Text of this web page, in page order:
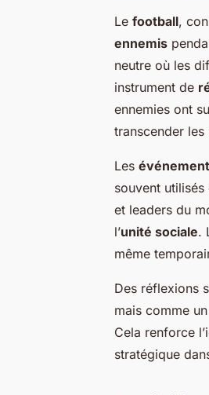
Le football,
ennemis
neutre où les
instrument de
ennemies ont
transcender les
Les
souvent
et leaders du
l’unité sociale.
même
Des réflexions
mais comme un
Cela renforce
stratégique